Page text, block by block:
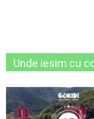
Unde iesim cu